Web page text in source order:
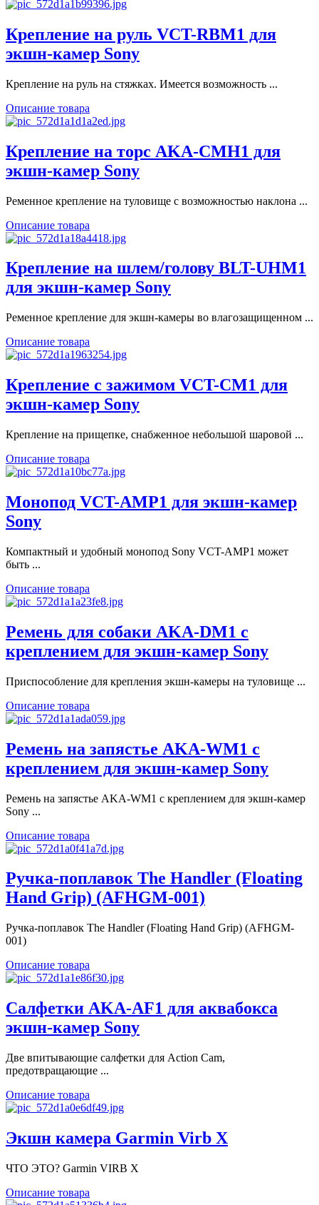
Крепление на руль VCT-RBM1 для
экшн-камер Sony
Крепление на руль на стяжках. Имеется возможность ...
Описание товара
Крепление на торс AKA-CMH1 для
экшн-камер Sony
Ременное крепление на туловище с возможностью наклона ...
Описание товара
Крепление на шлем/голову BLT-UHM1
для экшн-камер Sony
Ременное крепление для экшн-камеры во влагозащищенном ...
Описание товара
Крепление с зажимом VCT-CM1 для
экшн-камер Sony
Крепление на прищепке, снабженное небольшой шаровой ...
Описание товара
Монопод VCT-AMP1 для экшн-камер
Sony
Компактный и удобный монопод Sony VCT-AMP1 может
быть ...
Описание товара
Ремень для собаки AKA-DM1 с
креплением для экшн-камер Sony
Приспособление для крепления экшн-камеры на туловище ...
Описание товара
Ремень на запястье AKA-WM1 с
креплением для экшн-камер Sony
Ремень на запястье AKA-WM1 с креплением для экшн-камер
Sony ...
Описание товара
Ручка-поплавок The Handler (Floating
Hand Grip) (AFHGM-001)
Ручка-поплавок The Handler (Floating Hand Grip) (AFHGM-
001)
Описание товара
Салфетки AKA-AF1 для аквабокса
экшн-камер Sony
Две впитывающие салфетки для Action Cam,
предотвращающие ...
Описание товара
Экшн камера Garmin Virb X
ЧТО ЭТО? Garmin VIRB X
Описание товара